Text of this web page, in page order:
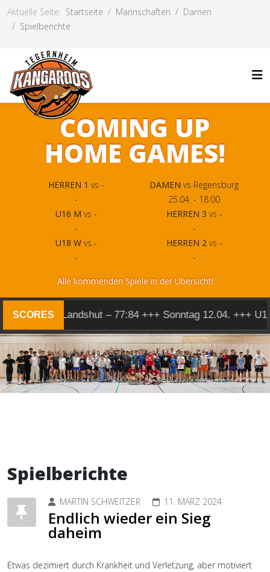
Aktuelle Seite: Startseite Mannschaften
Damen
Spielberichte
COMING UP
HOME GAMES!
HERREN 1 vs -
-
DAMEN vs Regensburg
25.04. - 18:00
U16 M vs -
-
HERREN 3 vs -
-
U18 Wvs -
-
HERREN 2vs -
-
Alle kommenden Spiele in der Übersicht!
SCORES1 @ Landshut – 77:84 +++ Sonntag 12.04. +++
Spielberichte
MARTIN SCHWEITZER 11. MÄRZ 2024
Endlich wieder ein Sieg
daheim
Etwas dezimiert durch Krankheit und Verletzung, aber motiviert